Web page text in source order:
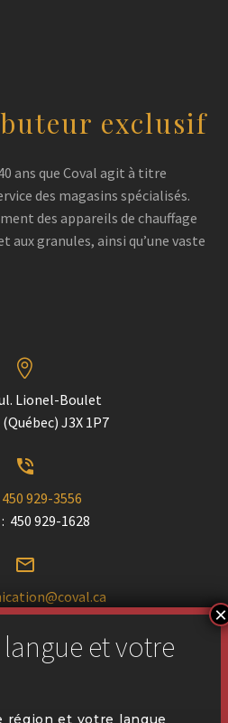
exclusif
ans que Coval agit à titre
des magasins spécialisés.
des appareils de chauffage
aux granules, ainsi qu’une vaste


Lionel-Boulet
J3X 1P7


450 929-3556
450 929-1628


près de chez vous